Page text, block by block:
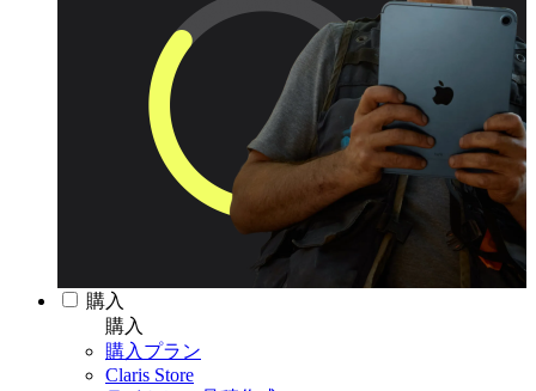
購入
購入
購入プラン
Claris Store